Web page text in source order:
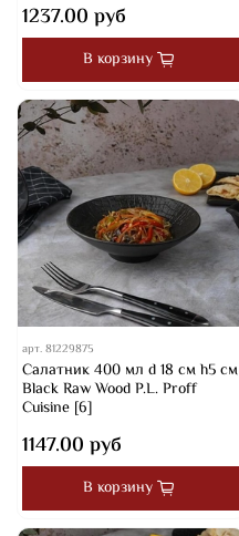
1237.00 руб
В корзину
арт.81229875
Салатник 400 мл d 18 см h5 cм
Black Raw Wood P.L. Proff
Cuisine [6]
1147.00 руб
В корзину